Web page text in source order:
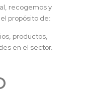
recogemos y
propósito de:
productos,
en el sector.